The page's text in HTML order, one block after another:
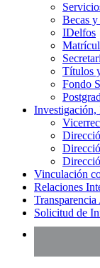
Becas
IDelfos
Títulos
Fondo
Investigación,
Vinculación
Relaciones
Solicitud de